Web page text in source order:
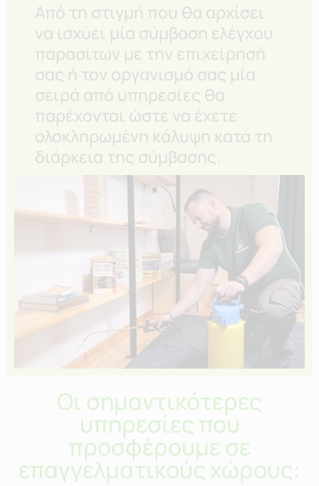
Από τη στιγμή που θα αρχίσει
να ισχύει μία σύμβαση ελέγχου
παρασίτων με την επιχείρησή
σας ή τον οργανισμό σας μία
σειρά από υπηρεσίες θα
παρέχονται ώστε να έχετε
ολοκληρωμένη κάλυψη κατά τη
διάρκεια της σύμβασης.
Oι σημαντικότερες
υπηρεσίες που
προσφέρουμε σε
επαγγελματικούς χώρους: